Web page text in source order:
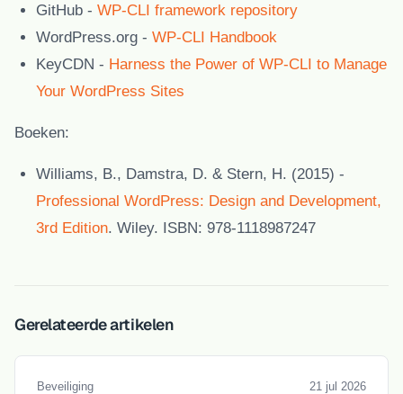
GitHub - WP-CLI framework repository
WordPress.org - WP-CLI Handbook
KeyCDN - Harness the Power of WP-CLI to Manage
Your WordPress Sites
Boeken:
Williams, B., Damstra, D. & Stern, H. (2015) -
Professional WordPress: Design and Development,
3rd Edition. Wiley. ISBN: 978-1118987247
Gerelateerde artikelen
Beveiliging 21 jul 2026